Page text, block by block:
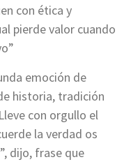
con ética y
pierde valor cuando
emoción de
historia, tradición
con orgullo el
la verdad os
dijo, frase que